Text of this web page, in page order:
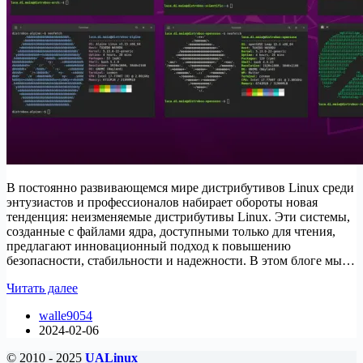
В постоянно развивающемся мире дистрибутивов Linux среди
энтузиастов и профессионалов набирает обороты новая
тенденция: неизменяемые дистрибутивы Linux. Эти системы,
созданные с файлами ядра, доступными только для чтения,
предлагают инновационный подход к повышению
безопасности, стабильности и надежности. В этом блоге мы…
Читать далее10
дистрибутивов
Linux
неизменяемыми
walle9054
2024-02-06
© 2010 - 2025 UALinux